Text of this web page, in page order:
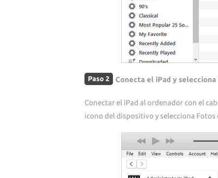
Paso 2 Conecta el iPad y
Conectar el iPad al ordenador con el
icono del dispositivo y selecciona